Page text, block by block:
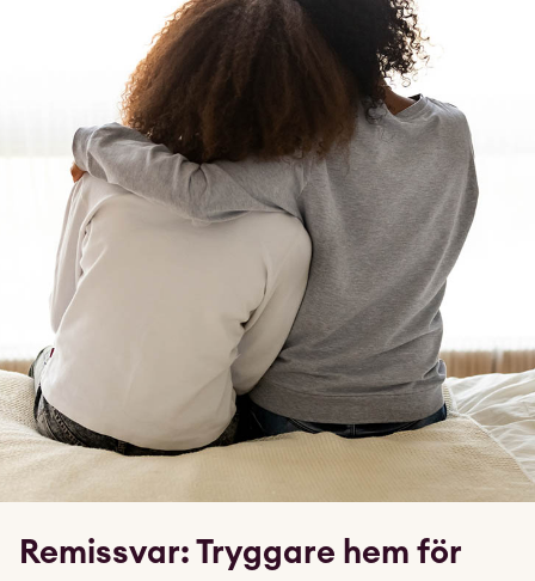
Remissvar: Tryggare hem för